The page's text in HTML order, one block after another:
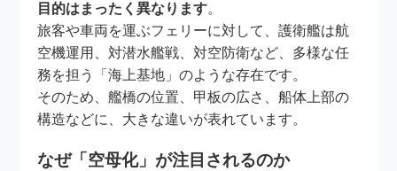
目的はまったく異なります。
旅客や車両を運ぶフェリーに対して、護衛艦は航
空機運用、対潜水艦戦、対空防衛など、多様な任
務を担う「海上基地」のような存在です。
そのため、艦橋の位置、甲板の広さ、船体上部の
構造などに、大きな違いが表れています。
なぜ「空母化」が注目されるのか